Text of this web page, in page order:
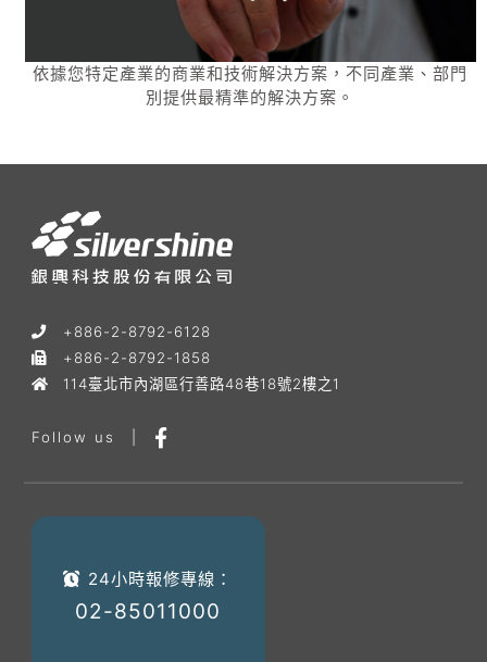
依據您特定產業的商業和技術解決方案，不同產業、部門
別提供最精準的解決方案。
+886-2-8792-6128
+886-2-8792-1858
114臺北市內湖區行善路48巷18號2樓之1
Follow us
24小時報修專線：
02-85011000